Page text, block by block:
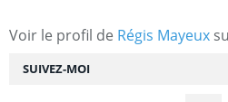
SUIVEZ-MOI
Voir le profil de Régis Mayeux